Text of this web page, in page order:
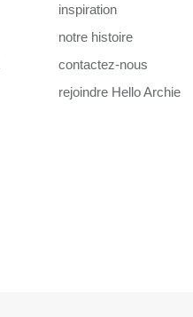
inspiration
notre histoire
contactez-nous
rejoindre Hello Archie